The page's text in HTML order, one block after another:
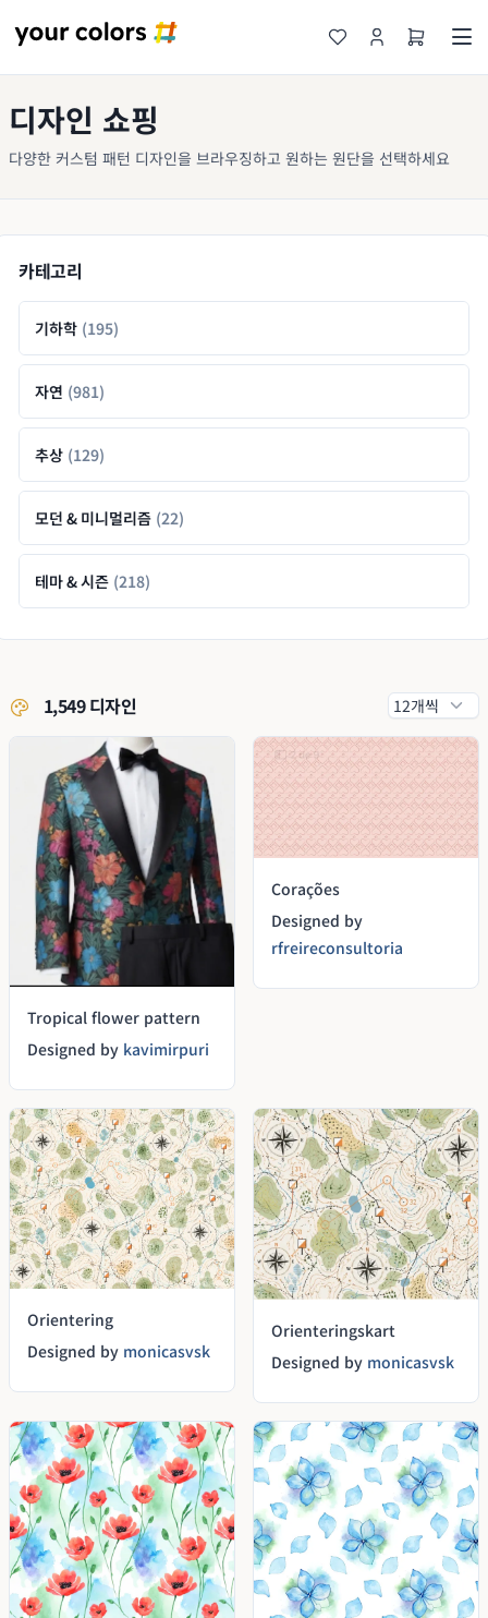
디자인 쇼핑
다양한 커스텀 패턴 디자인을 브라우징하고 원하는 원단을 선택하세요
카테고리
기하학 (195)
자연 (981)
추상 (129)
모던 & 미니멀리즘 (22)
테마 & 시즌 (218)
1,549 디자인
Tropical flower pattern
Designed by kavimirpuri
Corações
Designed by
rfreireconsultoria
Orientering
Designed by monicasvsk
Orienteringskart
Designed by monicasvsk